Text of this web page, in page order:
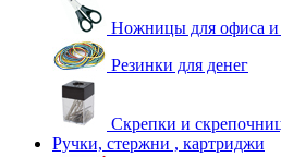
Ножницы для офиса и
Резинки для денег
Скрепки и
Ручки, стержни , картриджи